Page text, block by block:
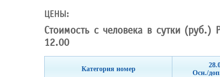
ЦЕНЫ:
Стоимость с человека в сутки (руб.)
12.00
Категория номер
Осн./